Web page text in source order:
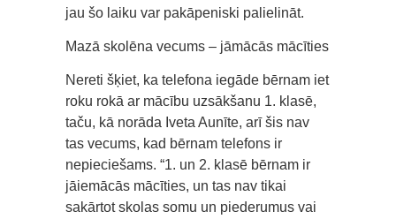
jau šo laiku var pakāpeniski palielināt.
Mazā skolēna vecums – jāmācās mācīties
Nereti šķiet, ka telefona iegāde bērnam iet
roku rokā ar mācību uzsākšanu 1. klasē,
taču, kā norāda Iveta Aunīte, arī šis nav
tas vecums, kad bērnam telefons ir
nepieciešams. “1. un 2. klasē bērnam ir
jāiemācās mācīties, un tas nav tikai
sakārtot skolas somu un piederumus vai